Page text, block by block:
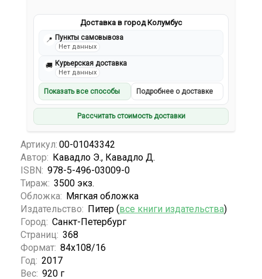
Доставка в город Колумбус
📍 Пункты самовывоза
Нет данных
🚚 Курьерская доставка
Нет данных
Показать все способы Подробнее о доставке
Рассчитать стоимость доставки
Артикул: 00-01043342
Автор: Кавадло Э., Кавадло Д.
ISBN: 978-5-496-03009-0
Тираж: 3500 экз.
Обложка: Мягкая обложка
Издательство: Питер (все книги издательства)
Город: Санкт-Петербург
Страниц: 368
Формат: 84x108/16
Год: 2017
Вес: 920 г